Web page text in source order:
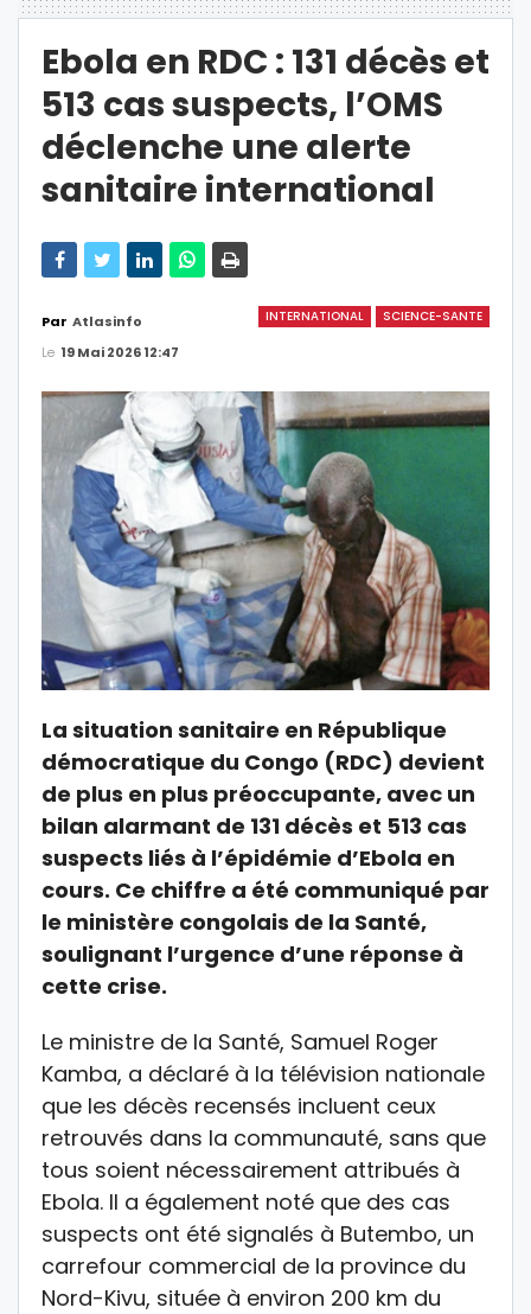
Ebola en RDC : 131 décès et
513 cas suspects, l’OMS
déclenche une alerte
sanitaire international
INTERNATIONAL SCIENCE-SANTE
Par Atlasinfo
Le 19 Mai 2026 12:47
La situation sanitaire en République
démocratique du Congo (RDC) devient
de plus en plus préoccupante, avec un
bilan alarmant de 131 décès et 513 cas
suspects liés à l’épidémie d’Ebola en
cours. Ce chiffre a été communiqué par
le ministère congolais de la Santé,
soulignant l’urgence d’une réponse à
cette crise.
Le ministre de la Santé, Samuel Roger
Kamba, a déclaré à la télévision nationale
que les décès recensés incluent ceux
retrouvés dans la communauté, sans que
tous soient nécessairement attribués à
Ebola. Il a également noté que des cas
suspects ont été signalés à Butembo, un
carrefour commercial de la province du
Nord-Kivu, située à environ 200 km du